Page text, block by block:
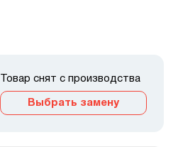
Товар снят с производства
Выбрать замену